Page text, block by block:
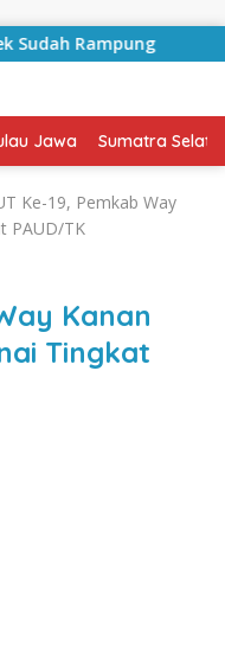
Rampung
Jawa Sumatra
Ke-19, Pemkab Way
PAUD/TK
Kanan
Tingkat